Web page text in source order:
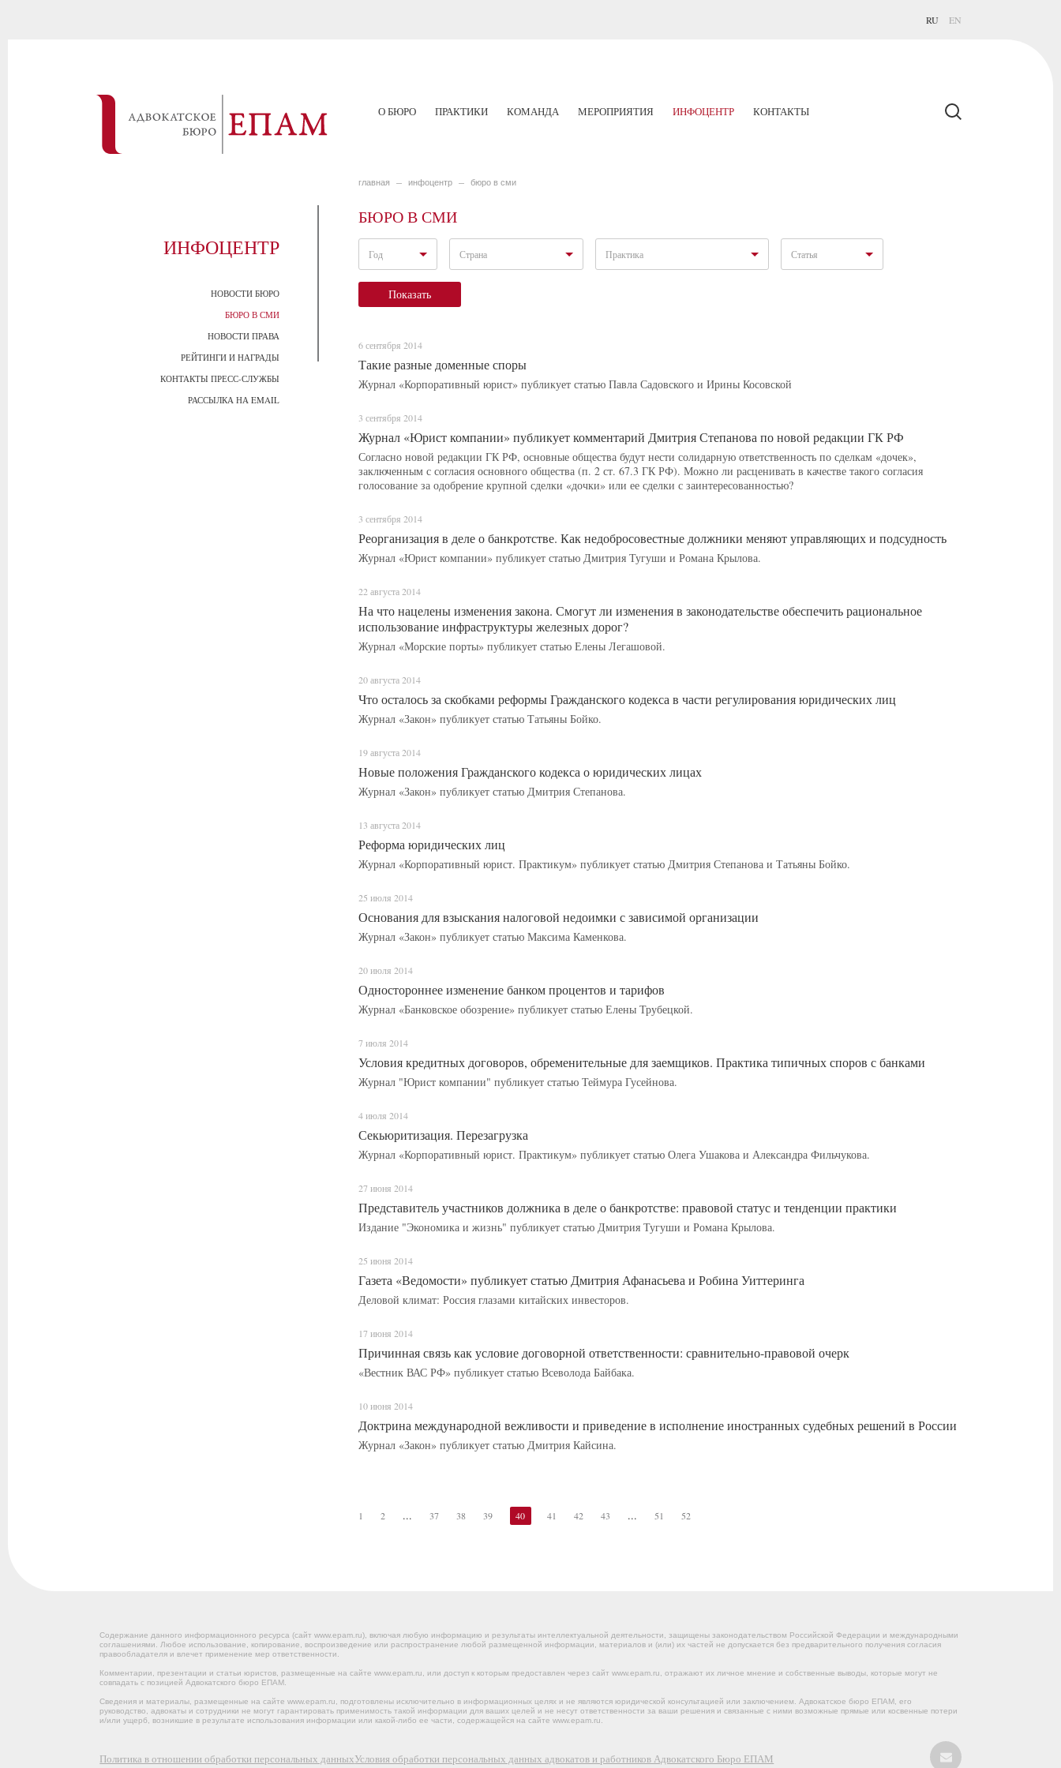
RU EN
О БЮРО ПРАКТИКИ КОМАНДА МЕРОПРИЯТИЯ ИНФОЦЕНТР КОНТАКТЫ
ИНФОЦЕНТР
НОВОСТИ БЮРО
БЮРО В СМИ
НОВОСТИ ПРАВА
РЕЙТИНГИ И НАГРАДЫ
КОНТАКТЫ ПРЕСС-СЛУЖБЫ
РАССЫЛКА НА EMAIL
главная инфоцентр бюро в сми
БЮРО В СМИ
Год Страна Практика Статья
Показать
6 сентября 2014
Такие разные доменные споры
Журнал «Корпоративный юрист» публикует статью Павла Садовского и Ирины Косовской
3 сентября 2014
Журнал «Юрист компании» публикует комментарий Дмитрия Степанова по новой редакции ГК РФ
Согласно новой редакции ГК РФ, основные общества будут нести солидарную ответственность по сделкам «дочек»,
заключенным с согласия основного общества (п. 2 ст. 67.3 ГК РФ). Можно ли расценивать в качестве такого согласия
голосование за одобрение крупной сделки «дочки» или ее сделки с заинтересованностью?
3 сентября 2014
Реорганизация в деле о банкротстве. Как недобросовестные должники меняют управляющих и подсудность
Журнал «Юрист компании» публикует статью Дмитрия Тугуши и Романа Крылова.
22 августа 2014
На что нацелены изменения закона. Смогут ли изменения в законодательстве обеспечить рациональное
использование инфраструктуры железных дорог?
Журнал «Морские порты» публикует статью Елены Легашовой.
20 августа 2014
Что осталось за скобками реформы Гражданского кодекса в части регулирования юридических лиц
Журнал «Закон» публикует статью Татьяны Бойко.
19 августа 2014
Новые положения Гражданского кодекса о юридических лицах
Журнал «Закон» публикует статью Дмитрия Степанова.
13 августа 2014
Реформа юридических лиц
Журнал «Корпоративный юрист. Практикум» публикует статью Дмитрия Степанова и Татьяны Бойко.
25 июля 2014
Основания для взыскания налоговой недоимки с зависимой организации
Журнал «Закон» публикует статью Максима Каменкова.
20 июля 2014
Одностороннее изменение банком процентов и тарифов
Журнал «Банковское обозрение» публикует статью Елены Трубецкой.
7 июля 2014
Условия кредитных договоров, обременительные для заемщиков. Практика типичных споров с банками
Журнал "Юрист компании" публикует статью Теймура Гусейнова.
4 июля 2014
Секьюритизация. Перезагрузка
Журнал «Корпоративный юрист. Практикум» публикует статью Олега Ушакова и Александра Фильчукова.
27 июня 2014
Представитель участников должника в деле о банкротстве: правовой статус и тенденции практики
Издание "Экономика и жизнь" публикует статью Дмитрия Тугуши и Романа Крылова.
25 июня 2014
Газета «Ведомости» публикует статью Дмитрия Афанасьева и Робина Уиттеринга
Деловой климат: Россия глазами китайских инвесторов.
17 июня 2014
Причинная связь как условие договорной ответственности: сравнительно-правовой очерк
«Вестник ВАС РФ» публикует статью Всеволода Байбака.
10 июня 2014
Доктрина международной вежливости и приведение в исполнение иностранных судебных решений в России
Журнал «Закон» публикует статью Дмитрия Кайсина.
1 2 ... 37 38 39 40 41 42 43 ... 51 52
Содержание данного информационного ресурса (сайт www.epam.ru), включая любую информацию и результаты интеллектуальной деятельности, защищены законодательством Российской Федерации и международными
соглашениями. Любое использование, копирование, воспроизведение или распространение любой размещенной информации, материалов и (или) их частей не допускается без предварительного получения согласия
правообладателя и влечет применение мер ответственности.
Комментарии, презентации и статьи юристов, размещенные на сайте www.epam.ru, или доступ к которым предоставлен через сайт www.epam.ru, отражают их личное мнение и собственные выводы, которые могут не
совпадать с позицией Адвокатского бюро ЕПАМ.
Сведения и материалы, размещенные на сайте www.epam.ru, подготовлены исключительно в информационных целях и не являются юридической консультацией или заключением. Адвокатское бюро ЕПАМ, его
руководство, адвокаты и сотрудники не могут гарантировать применимость такой информации для ваших целей и не несут ответственности за ваши решения и связанные с ними возможные прямые или косвенные потери
и/или ущерб, возникшие в результате использования информации или какой-либо ее части, содержащейся на сайте www.epam.ru.
Политика в отношении обработки персональных данныхУсловия обработки персональных данных адвокатов и работников Адвокатского Бюро ЕПАМ